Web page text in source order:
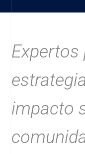
Expertos
impacto